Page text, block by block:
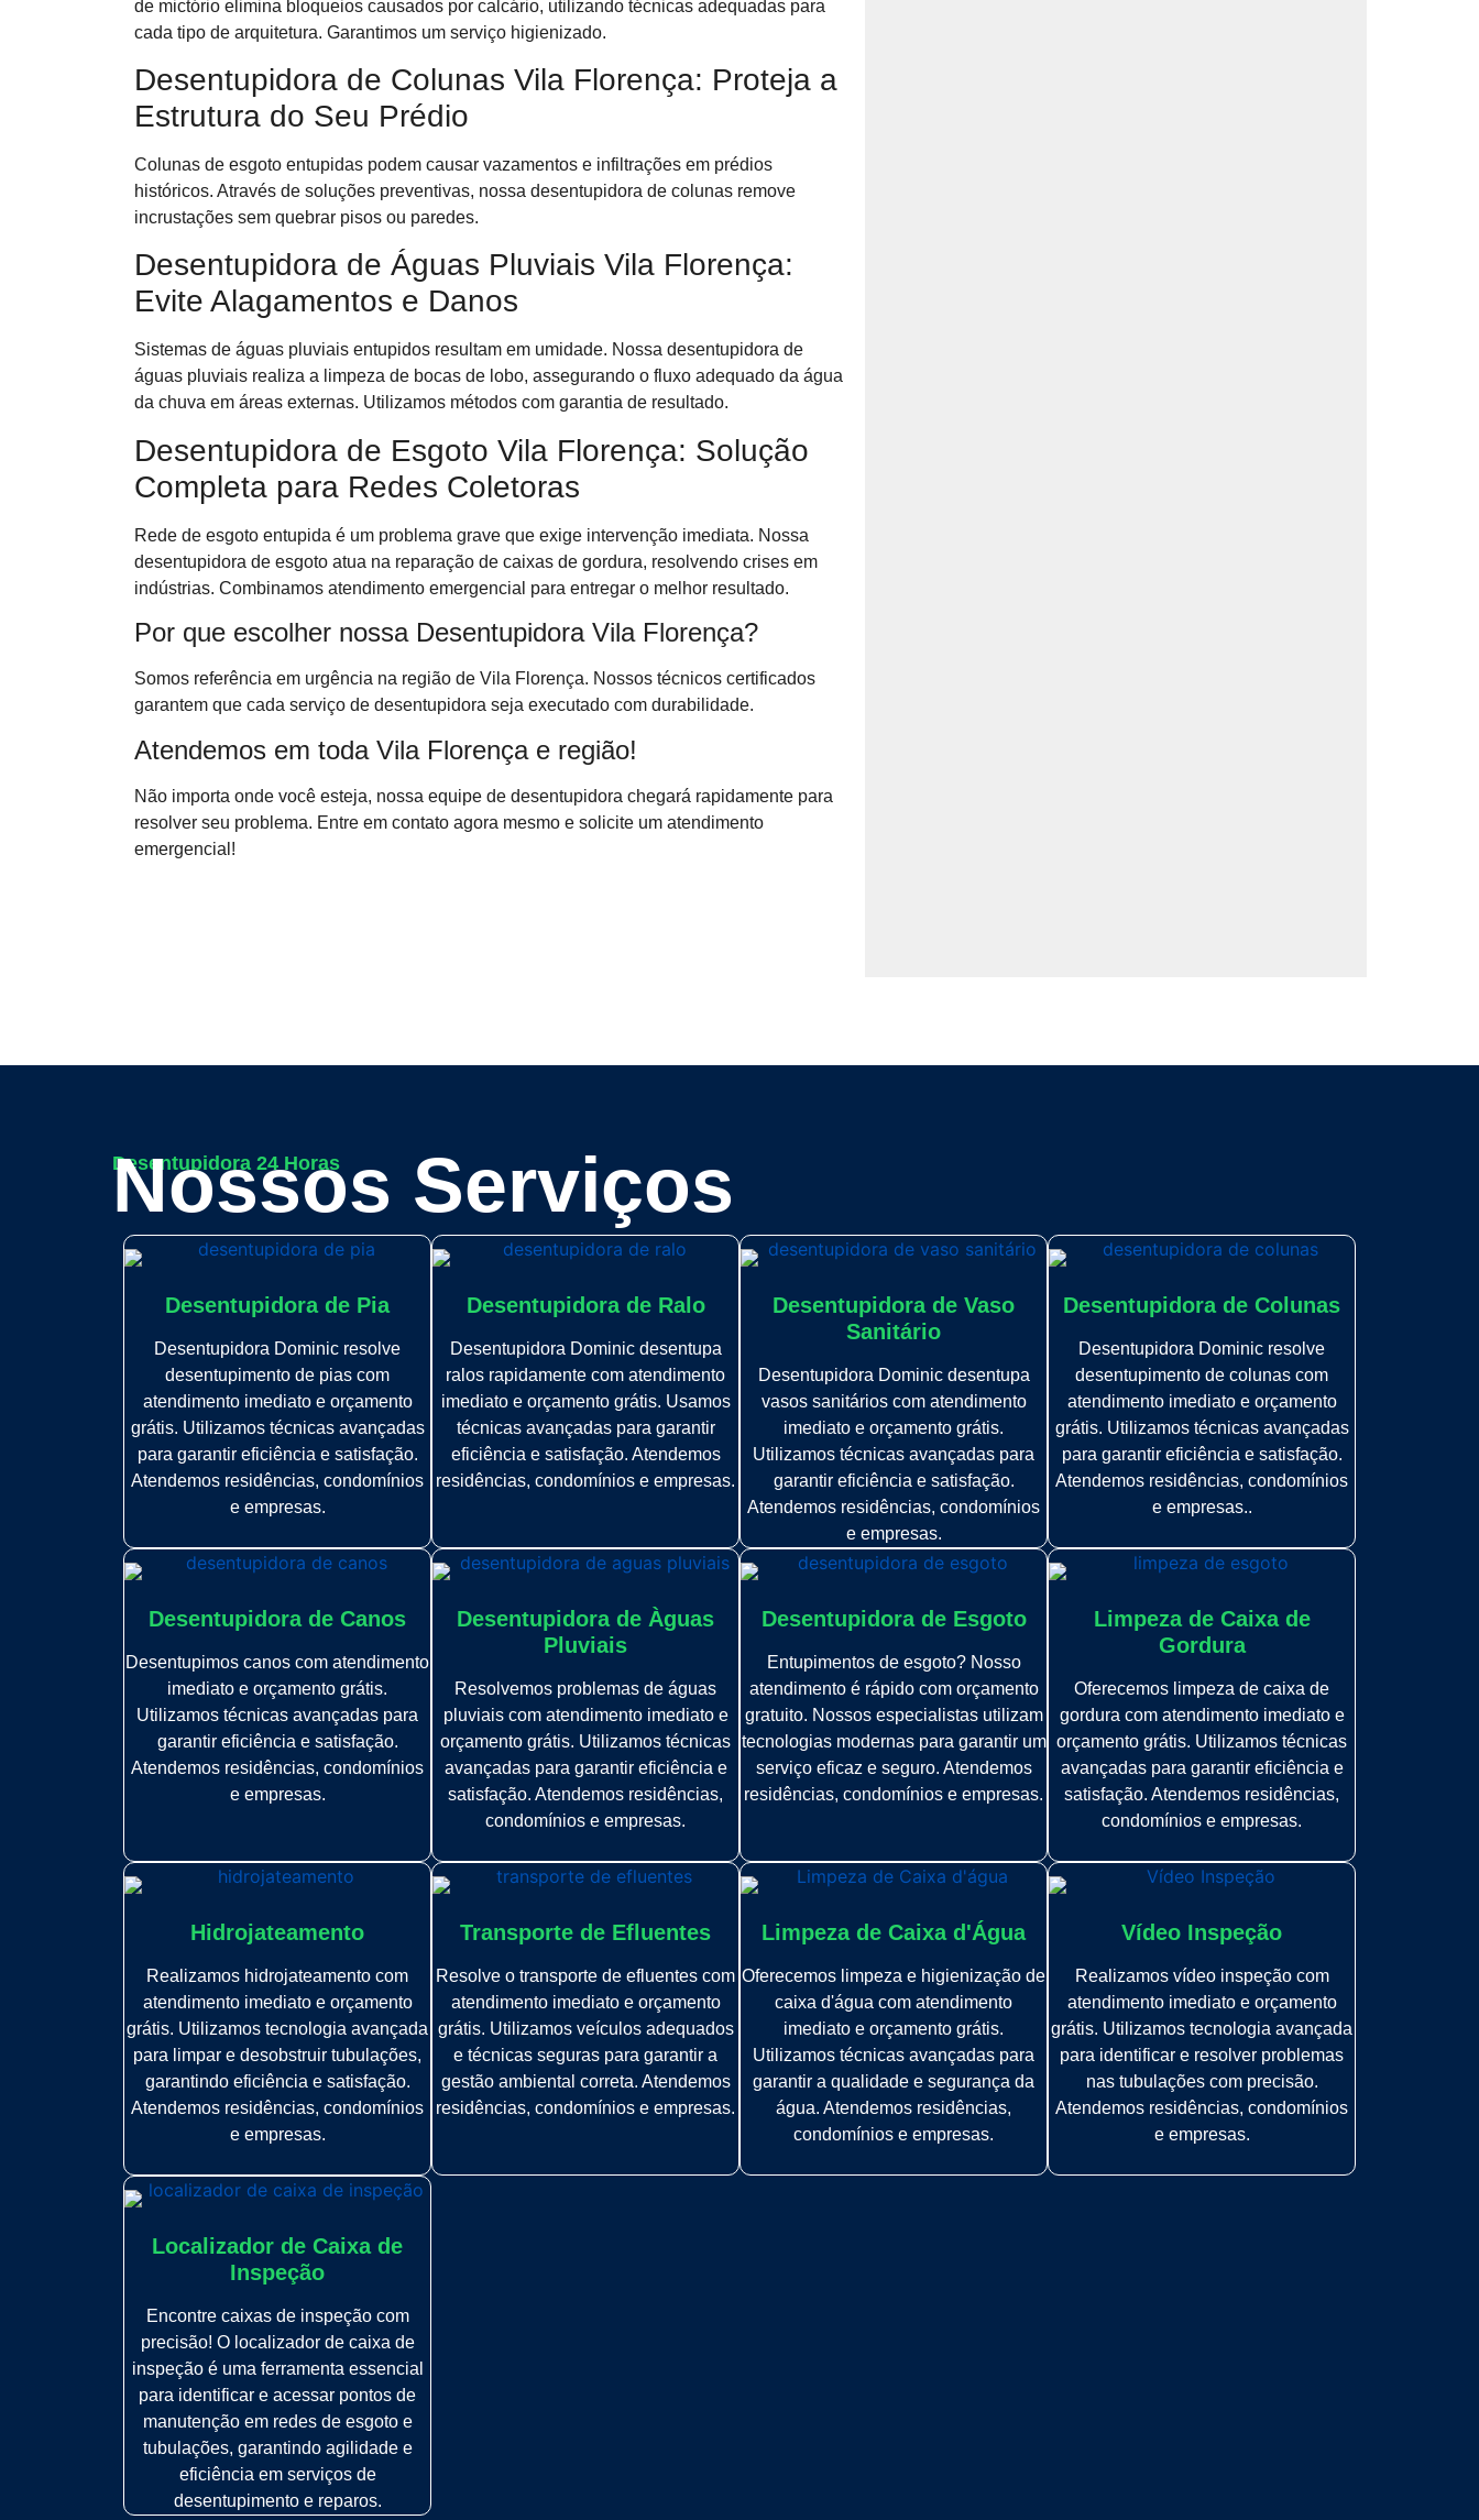
de mictório elimina bloqueios causados por calcário, utilizando técnicas adequadas para
cada tipo de arquitetura. Garantimos um serviço higienizado.
Desentupidora de Colunas Vila Florença: Proteja a
Estrutura do Seu Prédio
Colunas de esgoto entupidas podem causar vazamentos e infiltrações em prédios
históricos. Através de soluções preventivas, nossa desentupidora de colunas remove
incrustações sem quebrar pisos ou paredes.
Desentupidora de Águas Pluviais Vila Florença:
Evite Alagamentos e Danos
Sistemas de águas pluviais entupidos resultam em umidade. Nossa desentupidora de
águas pluviais realiza a limpeza de bocas de lobo, assegurando o fluxo adequado da água
da chuva em áreas externas. Utilizamos métodos com garantia de resultado.
Desentupidora de Esgoto Vila Florença: Solução
Completa para Redes Coletoras
Rede de esgoto entupida é um problema grave que exige intervenção imediata. Nossa
desentupidora de esgoto atua na reparação de caixas de gordura, resolvendo crises em
indústrias. Combinamos atendimento emergencial para entregar o melhor resultado.
Por que escolher nossa Desentupidora Vila Florença?
Somos referência em urgência na região de Vila Florença. Nossos técnicos certificados
garantem que cada serviço de desentupidora seja executado com durabilidade.
Atendemos em toda Vila Florença e região!
Não importa onde você esteja, nossa equipe de desentupidora chegará rapidamente para
resolver seu problema. Entre em contato agora mesmo e solicite um atendimento
emergencial!
Desentupidora 24 Horas
Nossos Serviços
Desentupidora de Pia
Desentupidora Dominic resolve
desentupimento de pias com
atendimento imediato e orçamento
grátis. Utilizamos técnicas avançadas
para garantir eficiência e satisfação.
Atendemos residências, condomínios
e empresas.
Desentupidora de Ralo
Desentupidora Dominic desentupa
ralos rapidamente com atendimento
imediato e orçamento grátis. Usamos
técnicas avançadas para garantir
eficiência e satisfação. Atendemos
residências, condomínios e empresas.
Desentupidora de Vaso
Sanitário
Desentupidora Dominic desentupa
vasos sanitários com atendimento
imediato e orçamento grátis.
Utilizamos técnicas avançadas para
garantir eficiência e satisfação.
Atendemos residências, condomínios
e empresas.
Desentupidora de Colunas
Desentupidora Dominic resolve
desentupimento de colunas com
atendimento imediato e orçamento
grátis. Utilizamos técnicas avançadas
para garantir eficiência e satisfação.
Atendemos residências, condomínios
e empresas..
Desentupidora de Canos
Desentupimos canos com atendimento
imediato e orçamento grátis.
Utilizamos técnicas avançadas para
garantir eficiência e satisfação.
Atendemos residências, condomínios
e empresas.
Desentupidora de Àguas
Pluviais
Resolvemos problemas de águas
pluviais com atendimento imediato e
orçamento grátis. Utilizamos técnicas
avançadas para garantir eficiência e
satisfação. Atendemos residências,
condomínios e empresas.
Desentupidora de Esgoto
Entupimentos de esgoto? Nosso
atendimento é rápido com orçamento
gratuito. Nossos especialistas utilizam
tecnologias modernas para garantir um
serviço eficaz e seguro. Atendemos
residências, condomínios e empresas.
Limpeza de Caixa de
Gordura
Oferecemos limpeza de caixa de
gordura com atendimento imediato e
orçamento grátis. Utilizamos técnicas
avançadas para garantir eficiência e
satisfação. Atendemos residências,
condomínios e empresas.
Hidrojateamento
Realizamos hidrojateamento com
atendimento imediato e orçamento
grátis. Utilizamos tecnologia avançada
para limpar e desobstruir tubulações,
garantindo eficiência e satisfação.
Atendemos residências, condomínios
e empresas.
Transporte de Efluentes
Resolve o transporte de efluentes com
atendimento imediato e orçamento
grátis. Utilizamos veículos adequados
e técnicas seguras para garantir a
gestão ambiental correta. Atendemos
residências, condomínios e empresas.
Limpeza de Caixa d'Água
Oferecemos limpeza e higienização de
caixa d'água com atendimento
imediato e orçamento grátis.
Utilizamos técnicas avançadas para
garantir a qualidade e segurança da
água. Atendemos residências,
condomínios e empresas.
Vídeo Inspeção
Realizamos vídeo inspeção com
atendimento imediato e orçamento
grátis. Utilizamos tecnologia avançada
para identificar e resolver problemas
nas tubulações com precisão.
Atendemos residências, condomínios
e empresas.
Localizador de Caixa de
Inspeção
Encontre caixas de inspeção com
precisão! O localizador de caixa de
inspeção é uma ferramenta essencial
para identificar e acessar pontos de
manutenção em redes de esgoto e
tubulações, garantindo agilidade e
eficiência em serviços de
desentupimento e reparos.